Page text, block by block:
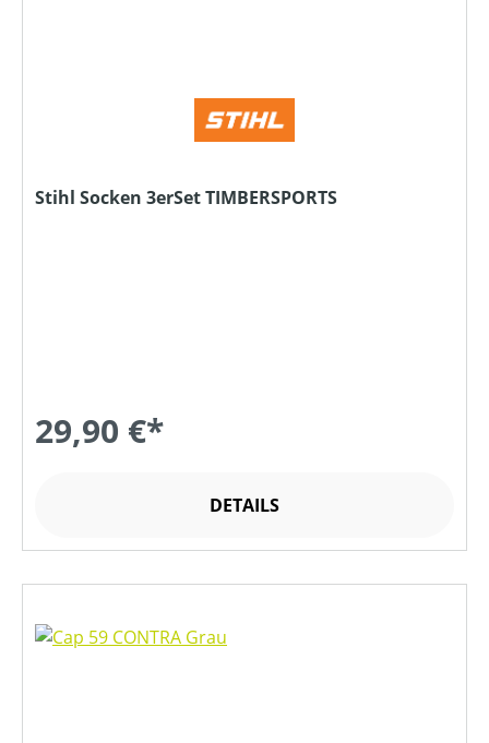
Stihl Socken 3erSet TIMBERSPORTS
29,90 €*
DETAILS